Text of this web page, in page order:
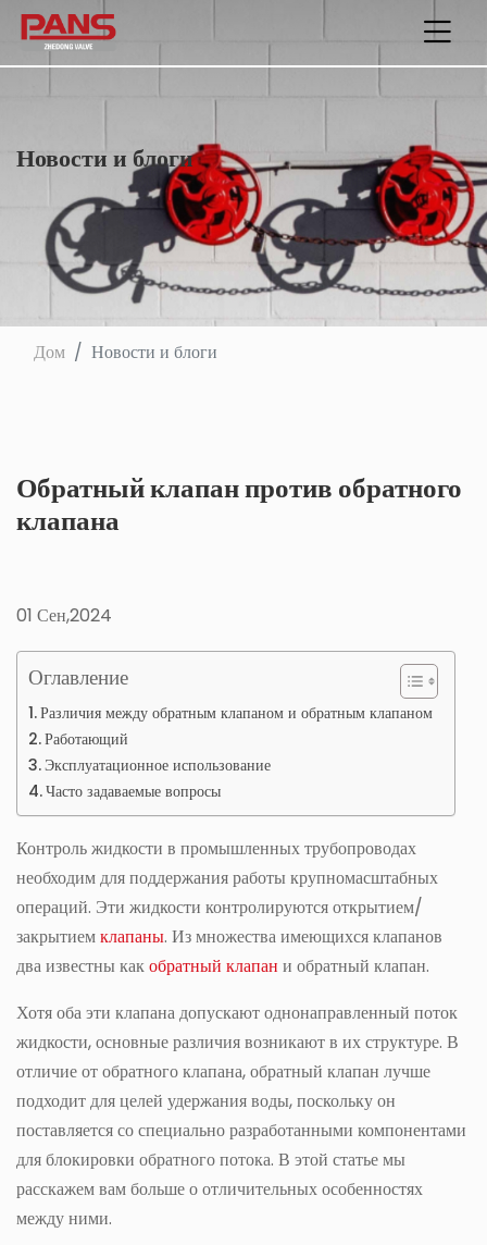
Новости и блоги
Дом Новости и блоги
Обратный клапан против обратного
клапана
01 Сен,2024
Оглавление
Различия между обратным клапаном и обратным клапаном
Работающий
Эксплуатационное использование
Часто задаваемые вопросы
Контроль жидкости в промышленных трубопроводах
необходим для поддержания работы крупномасштабных
операций. Эти жидкости контролируются открытием/
закрытиемклапаны. Из множества имеющихся клапанов
два известны какобратный клапан и обратный клапан.
Хотя оба эти клапана допускают однонаправленный поток
жидкости, основные различия возникают в их структуре. В
отличие от обратного клапана, обратный клапан лучше
подходит для целей удержания воды, поскольку он
поставляется со специально разработанными компонентами
для блокировки обратного потока. В этой статье мы
расскажем вам больше о отличительных особенностях
между ними.